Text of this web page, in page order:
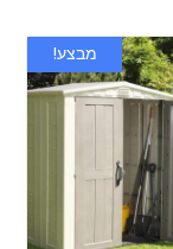
מבצע!